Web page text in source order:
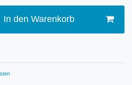
In den Warenkorb